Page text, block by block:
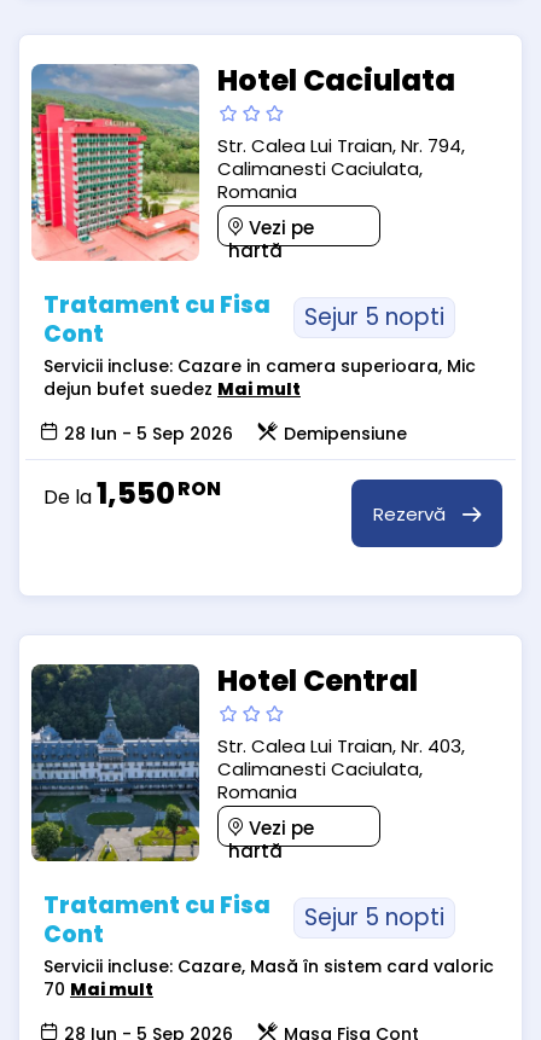
Hotel Caciulata
Str. Calea Lui Traian, Nr. 794,
Calimanesti Caciulata,
Romania
Vezi pe
hartă
Tratament cu Fisa
Cont
Sejur 5 nopti
Servicii incluse: Cazare in camera superioara, Mic
dejun bufet suedez Mai mult
28 Iun - 5 Sep 2026
Demipensiune
De la1,550RON
Rezervă
Hotel Central
Str. Calea Lui Traian, Nr. 403,
Calimanesti Caciulata,
Romania
Vezi pe
hartă
Tratament cu Fisa
Cont
Sejur 5 nopti
Servicii incluse: Cazare, Masă în sistem card valoric
70 Mai mult
28 Iun - 5 Sep 2026
Masa Fisa Cont